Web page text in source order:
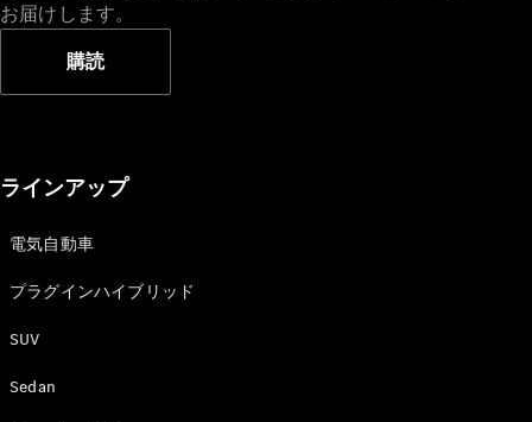
お届けします。
購読
ラインアップ
電気自動車
プラグインハイブリッド
SUV
Sedan